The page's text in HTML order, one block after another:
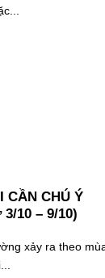
CẦN CHÚ Ý
10 – 9/10)
xảy ra theo